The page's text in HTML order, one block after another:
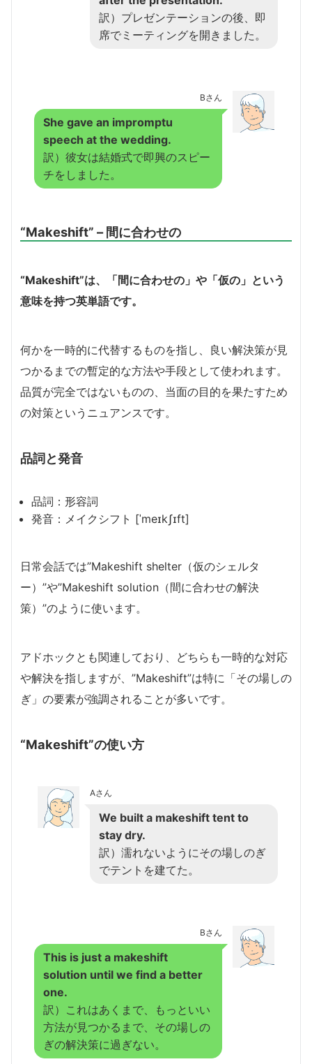
訳）プレゼンテーションの後、即
席でミーティングを開きました。
Bさん
She gave an impromptu
speech at the wedding.
訳）彼女は結婚式で即興のスピー
チをしました。
“Makeshift” – 間に合わせの
“Makeshift”は、「間に合わせの」や「仮の」という
意味を持つ英単語です。
何かを一時的に代替するものを指し、良い解決策が見
つかるまでの暫定的な方法や手段として使われます。
品質が完全ではないものの、当面の目的を果たすため
の対策というニュアンスです。
品詞と発音
品詞：形容詞
発音：メイクシフト [ˈmeɪkʃɪft]
日常会話では”Makeshift shelter（仮のシェルタ
ー）”や”Makeshift solution（間に合わせの解決
策）”のように使います。
アドホックとも関連しており、どちらも一時的な対応
や解決を指しますが、”Makeshift”は特に「その場しの
ぎ」の要素が強調されることが多いです。
“Makeshift”の使い方
Aさん
We built a makeshift tent to
stay dry.
訳）濡れないようにその場しのぎ
でテントを建てた。
Bさん
This is just a makeshift
solution until we find a better
one.
訳）これはあくまで、もっといい
方法が見つかるまで、その場しの
ぎの解決策に過ぎない。